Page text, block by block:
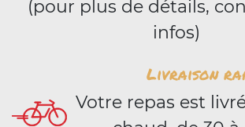
(pour plus de détails,
infos)
Livraison
Votre repas est